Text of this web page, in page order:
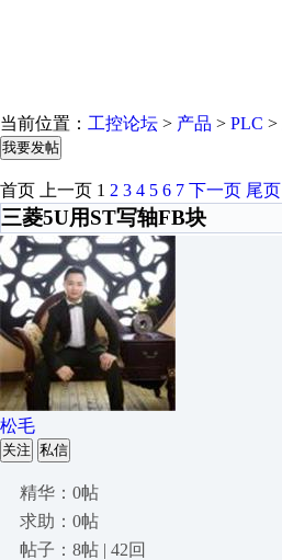
当前位置： 工控论坛 > 产品 > PLC >
我要发帖
首页 上一页 1 2 3 4 5 6 7 下一页 尾页
三菱5U用ST写轴FB块
松毛
关注 私信
精华：0帖
求助：0帖
帖子：8帖 | 42回